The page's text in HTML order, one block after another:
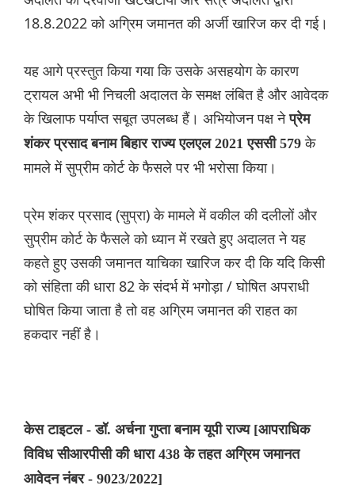
18.8.2022 को अग्रिम जमानत की अर्जी खारिज कर दी गई।
यह आगे प्रस्तुत किया गया कि उसके असहयोग के कारण
ट्रायल अभी भी निचली अदालत के समक्ष लंबित है और आवेदक
के खिलाफ पर्याप्त सबूत उपलब्ध हैं। अभियोजन पक्ष नेप्रेम
शंकर प्रसाद बनाम बिहार राज्य एलएल 2021 एससी 579के
मामले में सुप्रीम कोर्ट के फैसले पर भी भरोसा किया।
प्रेम शंकर प्रसाद (सुप्रा) के मामले में वकील की दलीलों और
सुप्रीम कोर्ट के फैसले को ध्यान में रखते हुए अदालत ने यह
कहते हुए उसकी जमानत याचिका खारिज कर दी कि यदि किसी
को संहिता की धारा 82 के संदर्भ में भगोड़ा / घोषित अपराधी
घोषित किया जाता है तो वह अग्रिम जमानत की राहत का
हकदार नहीं है।
केस टाइटल - डॉ. अर्चना गुप्ता बनाम यूपी राज्य [आपराधिक
विविध सीआरपीसी की धारा 438 के तहत अग्रिम जमानत
आवेदन नंबर - 9023/2022]